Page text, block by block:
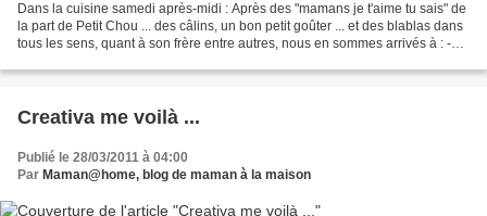
Dans la cuisine samedi après-midi : Après des "mamans je t'aime tu sais" de
la part de Petit Chou ... des câlins, un bon petit goûter ... et des blablas dans
tous les sens, quant à son frère entre autres, nous en sommes arrivés à : -
Creativa me voilà ...
Publié le 28/03/2011 à 04:00
Par Maman@home, blog de maman à la maison